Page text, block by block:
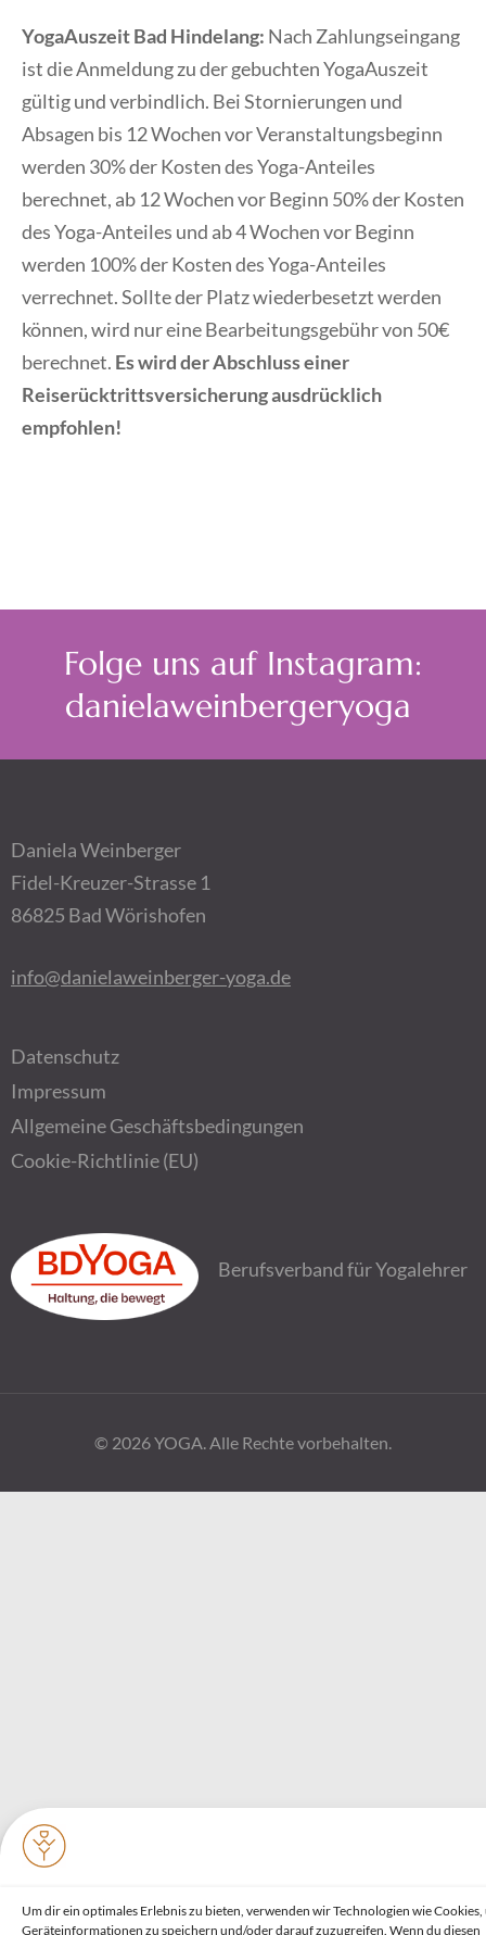
Um dir ein optimales Erlebnis zu bieten, verwenden wir Technologien wie Cookies,
Geräteinformationen zu speichern und/oder darauf zuzugreifen. Wenn du diesen
YogaAuszeit Bad Hindelang: Nach Zahlungseingang
ist die Anmeldung zu der gebuchten YogaAuszeit
gültig und verbindlich. Bei Stornierungen und
Absagen bis 12 Wochen vor Veranstaltungsbeginn
werden 30% der Kosten des Yoga-Anteiles
berechnet, ab 12 Wochen vor Beginn 50% der Kosten
des Yoga-Anteiles und ab 4 Wochen vor Beginn
werden 100% der Kosten des Yoga-Anteiles
verrechnet. Sollte der Platz wiederbesetzt werden
können, wird nur eine Bearbeitungsgebühr von 50€
berechnet. Es wird der Abschluss einer
Reiserücktrittsversicherung ausdrücklich
empfohlen!
Folge uns auf Instagram:
danielaweinbergeryoga
Daniela Weinberger
Fidel-Kreuzer-Strasse 1
86825 Bad Wörishofen
info@danielaweinberger-yoga.de
Datenschutz
Impressum
Allgemeine Geschäftsbedingungen
Cookie-Richtlinie (EU)
Berufsverband für Yogalehrer
© 2026YOGA. Alle Rechte vorbehalten.